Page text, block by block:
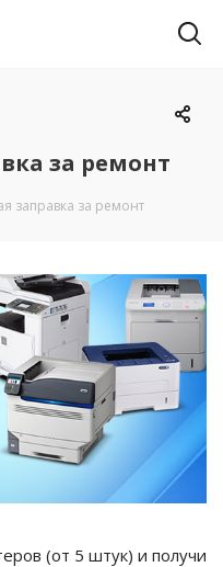
за ремонт
заправка за ремонт
(от 5 штук) и получи